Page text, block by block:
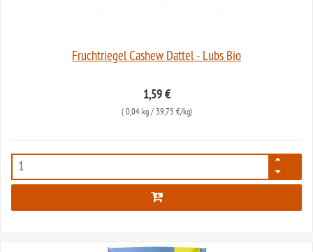
Fruchtriegel Cashew Dattel - Lubs Bio
1,59 €
( 0,04 kg/ 39,75 €/kg)
2580